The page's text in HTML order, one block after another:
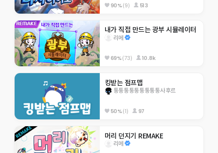
90%(9) 513
내가 직접 만드는 광부 시뮬레이터
리메
69%(73) 10.8k
킹받는 점프맵
퉁퉁퉁퉁퉁퉁퉁퉁퉁사후르
50%(1) 97
머리 던지기 REMAKE
리메